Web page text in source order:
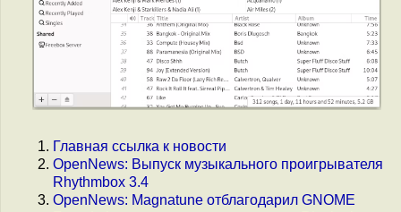
Главная ссылка к новости
OpenNews: Выпуск музыкального проигрывателя
Rhythmbox 3.4
OpenNews: Magnatune отблагодарил GNOME